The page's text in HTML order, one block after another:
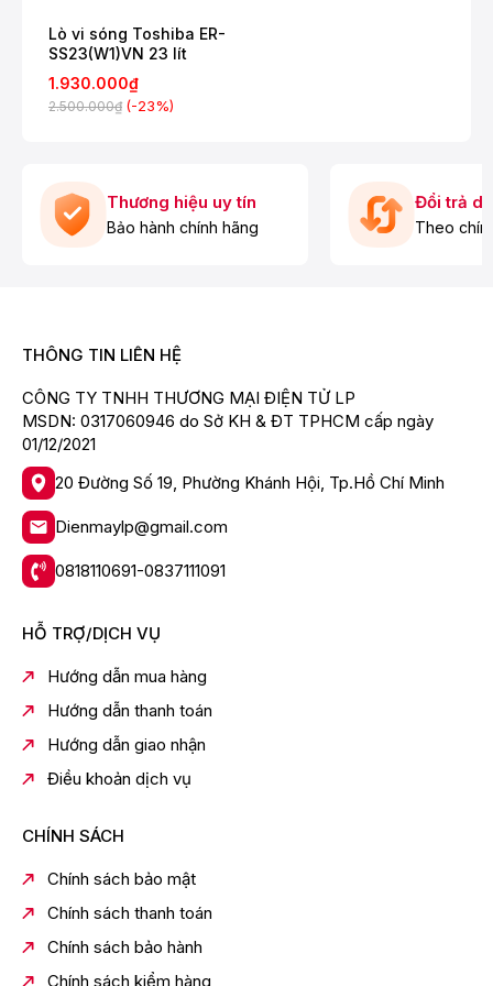
THÔNG SỐ KỸ THUẬT
Công suất vi sóng: 800W
Chất liệu khoang lò: Thép không gỉ
Chức năng khác:Thực đơn nấu tự động
Ngôn ngữ: Tiếng AnhTiếng Việt
Bảng điều khiển: Nút nhấn điện tử
Tiện ích:
Chuông báo khi nấu xong
Khoá bảng điều khiển
Hẹn giờ lên tới 99 phút 99 giây
Kích thước, khối lượng:
Ngang 48.5 cm - Cao 29.3 cm - Sâu 41 cm - Nặng 13
Kích thước khoang lò:
Ngang 30.5 cm - Cao 20 cm - Sâu 34 cm
Lò vi sóng Toshiba ER-
SS23(W1)VN 23 lít
1.930.000₫
2.500.000₫ (-23%)
Thương hiệu uy tín
Bảo hành chính hãng
Đổi trả
Theo
THÔNG TIN LIÊN HỆ
CÔNG TY TNHH THƯƠNG MẠI ĐIỆN TỬ LP
MSDN: 0317060946 do Sở KH & ĐT TPHCM cấp ngày
01/12/2021
20 Đường Số 19, Phường Khánh Hội, Tp.Hồ Chí Minh
Dienmaylp@gmail.com
0818110691-0837111091
HỖ TRỢ/DỊCH VỤ
Hướng dẫn mua hàng
Hướng dẫn thanh toán
Hướng dẫn giao nhận
Điều khoản dịch vụ
CHÍNH SÁCH
Chính sách bảo mật
Chính sách thanh toán
Chính sách bảo hành
Chính sách kiểm hàng